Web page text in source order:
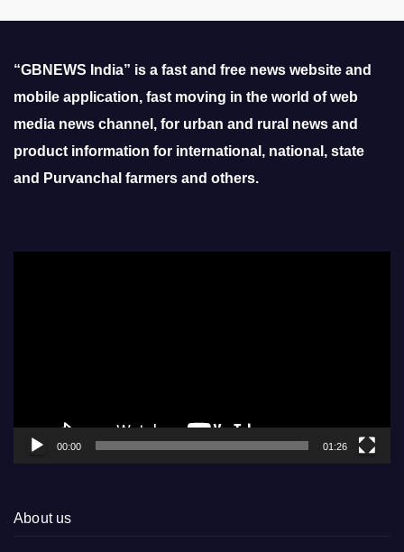
“GBNEWS India” is a fast and free news website and
mobile application, fast moving in the world of web
media news channel, for urban and rural news and
product information for international, national, state
and Purvanchal farmers and others.
00:00 01:26
About us